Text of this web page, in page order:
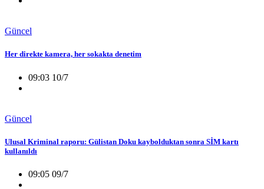
Güncel
Her direkte kamera, her sokakta denetim
09:03 10/7
Güncel
Ulusal Kriminal raporu: Gülistan Doku kaybolduktan sonra SİM kartı
kullanıldı
09:05 09/7